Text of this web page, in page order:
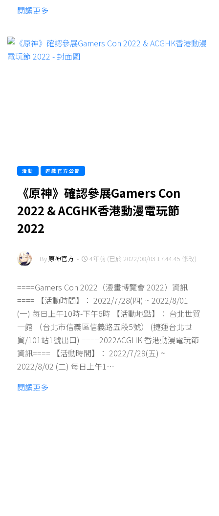
閱讀更多
活動 遊戲官方公告
《原神》確認參展Gamers Con
2022 & ACGHK香港動漫電玩節
2022
By原神官方 - 4年前 (已於 2022/08/03 17:44:45 修改)
====Gamers Con 2022（漫畫博覽會 2022）資訊
==== 【活動時間】： 2022/7/28(四) ~ 2022/8/01
(一) 每日上午10時-下午6時 【活動地點】： 台北世貿
一館 （台北市信義區信義路五段5號） (捷運台北世
貿/101站1號出口) ====2022ACGHK 香港動漫電玩節
資訊==== 【活動時間】： 2022/7/29(五) ~
2022/8/02 (二) 每日上午1…
閱讀更多